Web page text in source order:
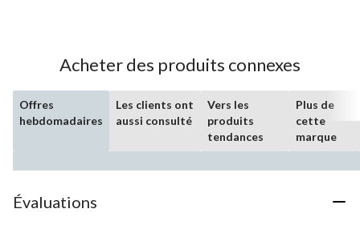
Acheter des produits connexes
Offres
hebdomadaires
Les clients ont
aussi consulté
Vers les
produits
tendances
Plus de
cette
marque
Évaluations